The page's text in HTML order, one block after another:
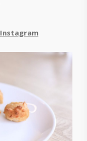
Instagram